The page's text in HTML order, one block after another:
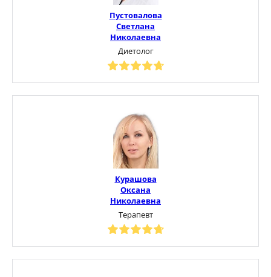
Пустовалова
Светлана
Николаевна
Диетолог
Курашова
Оксана
Николаевна
Терапевт